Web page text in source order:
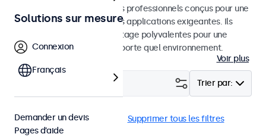
Moniteurs et écrans tactiles professionnels conçus pour une
utilisation continue dans des applications exigeantes. Ils
disposent d'options de montage polyvalentes pour une
intégration facile dans n'importe quel environnement.
Voir plus
Trier par:
VESA 75 x 75 22 pouces Supprimer tous les filtres
Solutions sur mesure
Connexion
Français
Demander un devis
Pages d’aide